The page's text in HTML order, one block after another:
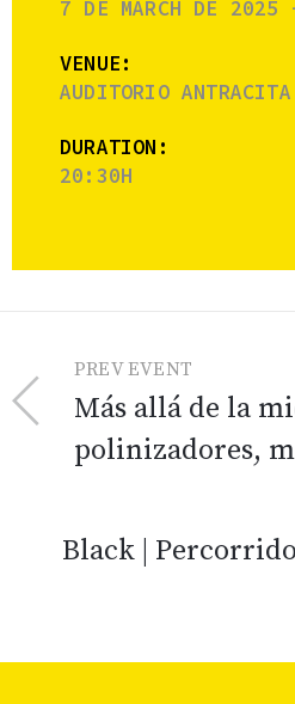
7 DE MARCH DE
VENUE:
AUDITORIO ANTRACITA
DURATION:
20:30H
PREV EVENT
Más allá de la
polinizadores,
Black |